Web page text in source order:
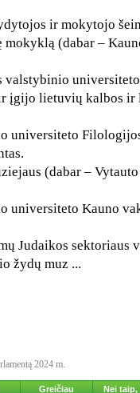
ir mokytojo
(dabar –
valstybinio
įgijo lietuvių kalbos ir
universiteto
(dabar –
universiteto Kauno
Judaikos sektoriaus
žydų muz ...
2024 m.
Greičiau
Nei taip,